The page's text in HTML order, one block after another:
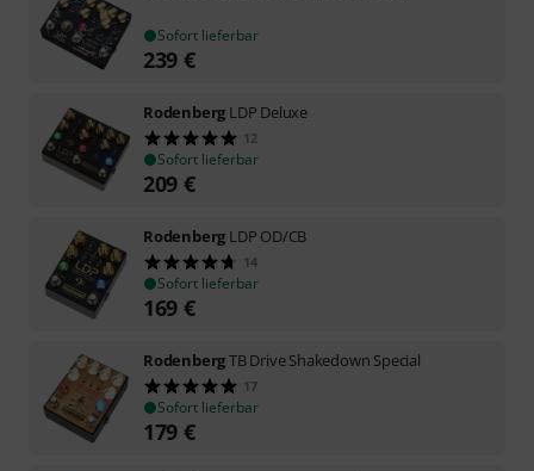
Sofort lieferbar
239 €
Rodenberg LDP Deluxe
12
Sofort lieferbar
209 €
Rodenberg LDP OD/CB
14
Sofort lieferbar
169 €
RodenbergTB Drive Shakedown Special
17
Sofort lieferbar
179 €